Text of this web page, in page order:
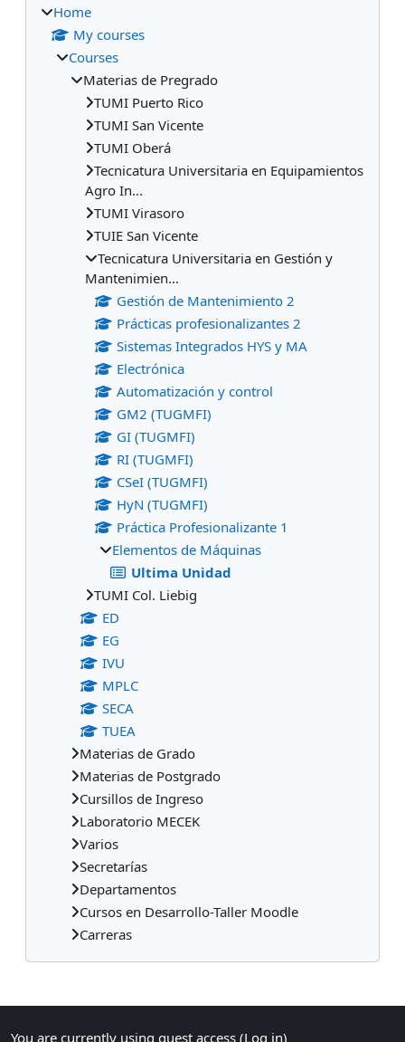
Home
My courses
Courses
Materias de Pregrado
TUMI Puerto Rico
TUMI San Vicente
TUMI Oberá
Tecnicatura Universitaria en Equipamientos
Agro In...
TUMI Virasoro
TUIE San Vicente
Tecnicatura Universitaria en Gestión y
Mantenimien...
Gestión de Mantenimiento 2
Prácticas profesionalizantes 2
Sistemas Integrados HYS y MA
Electrónica
Automatización y control
GM2 (TUGMFI)
GI (TUGMFI)
RI (TUGMFI)
CSeI (TUGMFI)
HyN (TUGMFI)
Práctica Profesionalizante 1
Elementos de Máquinas
Ultima Unidad
TUMI Col. Liebig
ED
EG
IVU
MPLC
SECA
TUEA
Materias de Grado
Materias de Postgrado
Cursillos de Ingreso
Laboratorio MECEK
Varios
Secretarías
Departamentos
Cursos en Desarrollo-Taller Moodle
Carreras
Supplementary blocks
You are currently using guest access (Log in)